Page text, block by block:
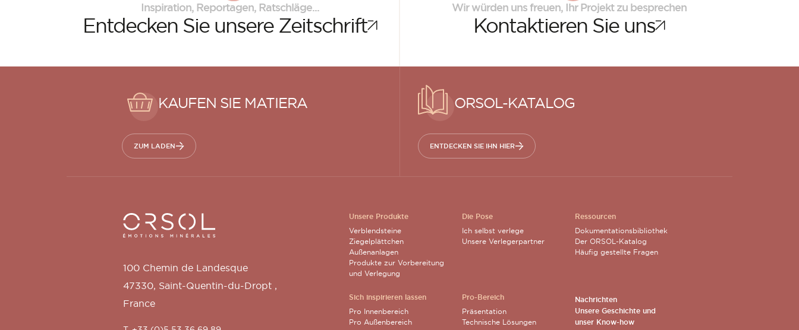
Inspiration, Reportagen, Ratschläge...
Entdecken Sie unsere Zeitschrift
Wir würden uns freuen, Ihr Projekt zu besprechen
Kontaktieren Sie uns
KAUFEN SIE MATIERA
ZUM LADEN
ORSOL-KATALOG
ENTDECKEN SIE IHN HIER
Orsol S.A.
100 Chemin de Landesque
47330, Saint-Quentin-du-Dropt ,
France
Unsere Produkte
Verblendsteine
Ziegelplättchen
Außenanlagen
Produkte zur Vorbereitung
und Verlegung
Sich inspirieren lassen
Pro Innenbereich
Pro Außenbereich
Die Pose
Ich selbst verlege
Unsere Verlegerpartner
Pro-Bereich
Präsentation
Technische Lösungen
Ressourcen
Dokumentationsbibliothek
Der ORSOL-Katalog
Häufig gestellte Fragen
Nachrichten
Unsere Geschichte und
unser Know-how